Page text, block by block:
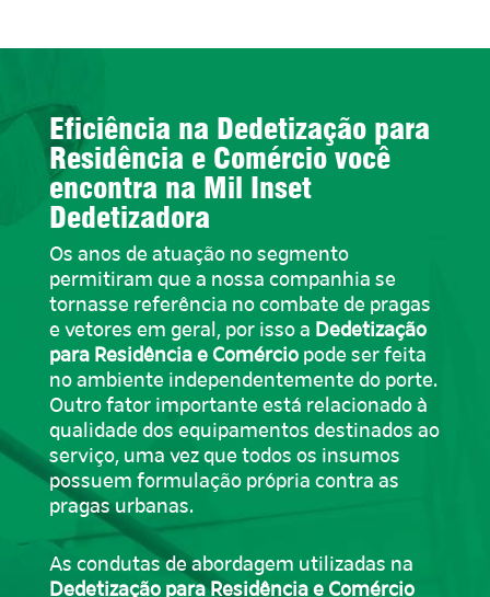
Eficiência na Dedetização para
Residência e Comércio você
encontra na Mil Inset
Dedetizadora
Os anos de atuação no segmento
permitiram que a nossa companhia se
tornasse referência no combate de pragas
e vetores em geral, por isso a Dedetização
para Residência e Comércio pode ser feita
no ambiente independentemente do porte.
Outro fator importante está relacionado à
qualidade dos equipamentos destinados ao
serviço, uma vez que todos os insumos
possuem formulação própria contra as
pragas urbanas.
As condutas de abordagem utilizadas na
Dedetização para Residência e Comércio